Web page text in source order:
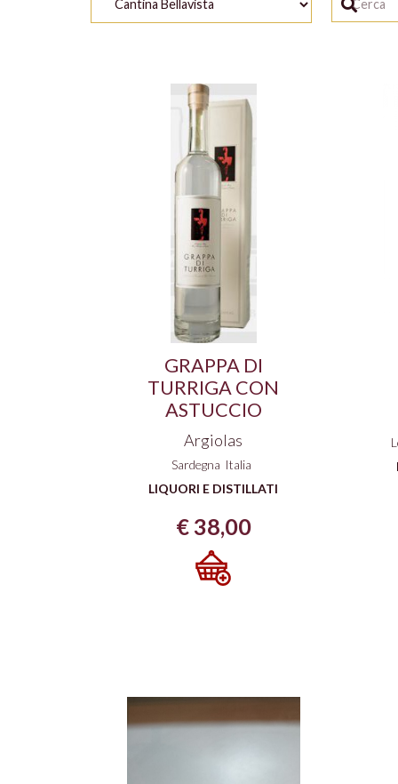
GRAPPA DI
TURRIGA CON
ASTUCCIO
Argiolas
Sardegna Italia
LIQUORI E DISTILLATI
€38,00